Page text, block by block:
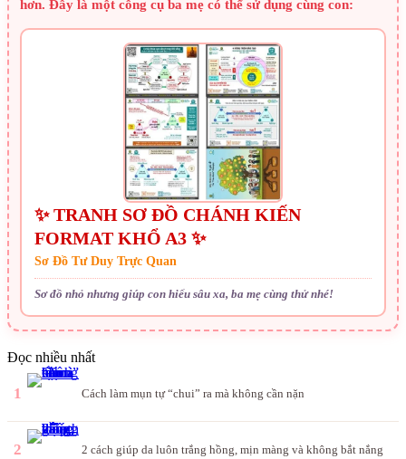
hơn. Đây là một công cụ ba mẹ có thể sử dụng cùng con:
✨ TRANH SƠ ĐỒ CHÁNH KIẾN
FORMAT KHỔ A3 ✨
Sơ Đồ Tư Duy Trực Quan
Sơ đồ nhỏ nhưng giúp con hiểu sâu xa, ba mẹ cùng thử nhé!
Đọc nhiều nhất
1 Cách làm mụn tự “chui” ra mà không cần nặn
2 2 cách giúp da luôn trắng hồng, mịn màng và không bắt nắng